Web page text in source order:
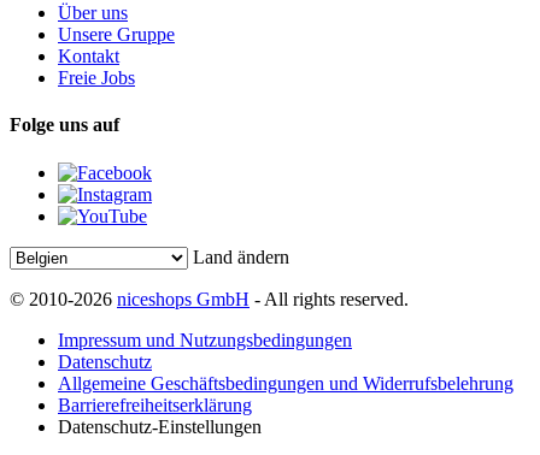
Über uns
Unsere Gruppe
Kontakt
Freie Jobs
Folge uns auf
Land ändern
© 2010-2026 niceshops GmbH - All rights reserved.
Impressum und Nutzungsbedingungen
Datenschutz
Allgemeine Geschäftsbedingungen und Widerrufsbelehrung
Barrierefreiheitserklärung
Datenschutz-Einstellungen